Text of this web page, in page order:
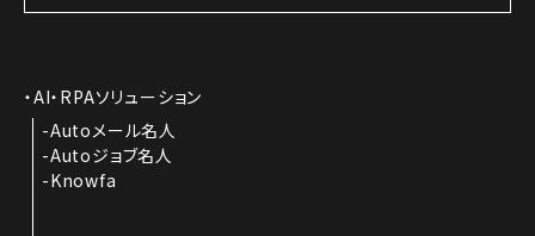
AI・RPAソリューション
Autoメール名人
Autoジョブ名人
Knowfa